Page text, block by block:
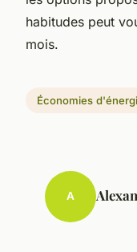
habitudes peut
mois.
Économies
A